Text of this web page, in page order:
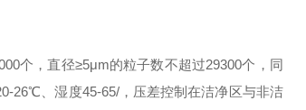
个，直径≥5μm的粒子数不超过29300个，同
26℃、湿度45-65/，压差控制在洁净区与非洁